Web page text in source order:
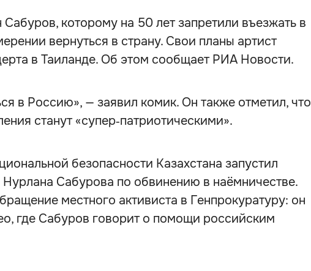
которому на 50 лет запретили въезжать в
вернуться в страну. Свои планы артист
в Таиланде. Об этом сообщает РИА Новости.
в Россию», — заявил комик. Он также отметил, что
станут «супер‑патриотическими».
безопасности Казахстана запустил
Сабурова по обвинению в наёмничестве.
местного активиста в Генпрокуратуру: он
где Сабуров говорит о помощи российским